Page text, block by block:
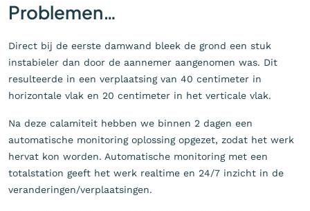
Problemen…
Direct bij de eerste damwand bleek de grond een stuk
instabieler dan door de aannemer aangenomen was. Dit
resulteerde in een verplaatsing van 40 centimeter in
horizontale vlak en 20 centimeter in het verticale vlak.
Na deze calamiteit hebben we binnen 2 dagen een
automatische monitoring oplossing opgezet, zodat het werk
hervat kon worden. Automatische monitoring met een
totalstation geeft het werk realtime en 24/7 inzicht in de
veranderingen/verplaatsingen.